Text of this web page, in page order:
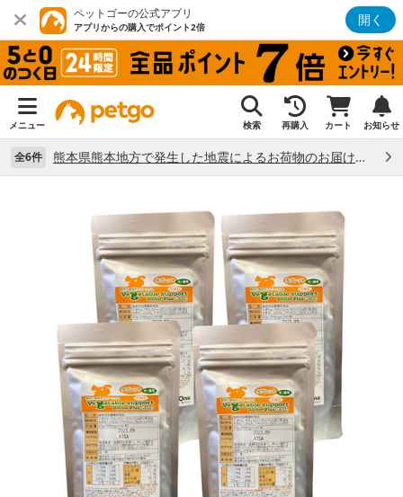
ペットゴーの公式アプリ
アプリからの購入でポイント2倍 開く
メニュー 検索 再購入 カート お知らせ
全6件 熊本県熊本地方で発生した地震によるお荷物のお届け状況について （7/28）